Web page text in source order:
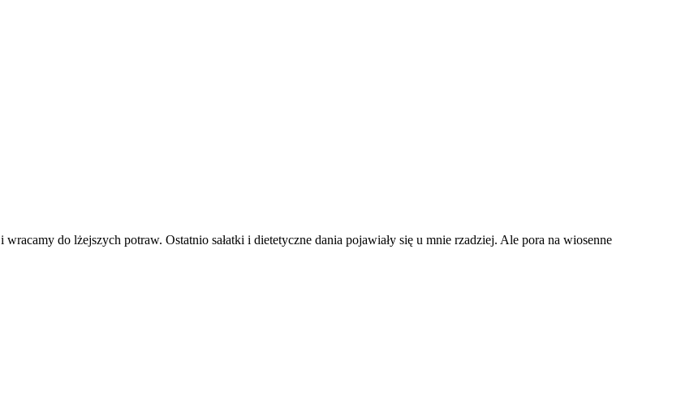
do lżejszych potraw. Ostatnio sałatki i dietetyczne dania pojawiały się u mnie rzadziej. Ale pora na wiosenne